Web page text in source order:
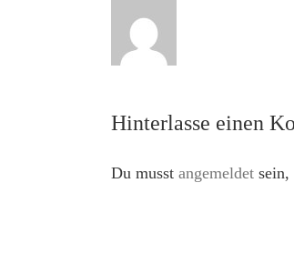
Hinterlasse einen
Du musst angemeldet sein,